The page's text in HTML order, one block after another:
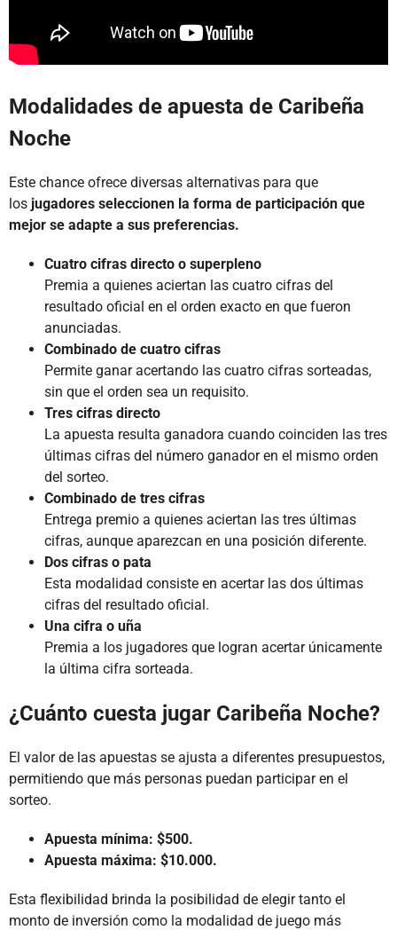
Modalidades de apuesta de Caribeña
Noche
Este chance ofrece diversas alternativas para que
los jugadores seleccionen la forma de participación que
mejor se adapte a sus preferencias.
Cuatro cifras directo o superpleno
Premia a quienes aciertan las cuatro cifras del
resultado oficial en el orden exacto en que fueron
anunciadas.
Combinado de cuatro cifras
Permite ganar acertando las cuatro cifras sorteadas,
sin que el orden sea un requisito.
Tres cifras directo
La apuesta resulta ganadora cuando coinciden las tres
últimas cifras del número ganador en el mismo orden
del sorteo.
Combinado de tres cifras
Entrega premio a quienes aciertan las tres últimas
cifras, aunque aparezcan en una posición diferente.
Dos cifras o pata
Esta modalidad consiste en acertar las dos últimas
cifras del resultado oficial.
Una cifra o uña
Premia a los jugadores que logran acertar únicamente
la última cifra sorteada.
¿Cuánto cuesta jugar Caribeña Noche?
El valor de las apuestas se ajusta a diferentes presupuestos,
permitiendo que más personas puedan participar en el
sorteo.
Apuesta mínima: $500.
Apuesta máxima: $10.000.
Esta flexibilidad brinda la posibilidad de elegir tanto el
monto de inversión como la modalidad de juego más